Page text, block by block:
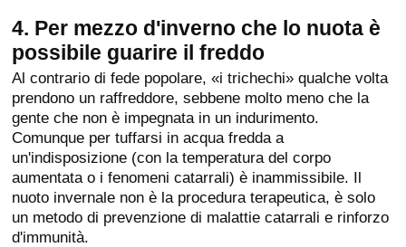
4. Per mezzo d'inverno che lo nuota è
possibile guarire il freddo
Al contrario di fede popolare, «i trichechi» qualche volta
prendono un raffreddore, sebbene molto meno che la
gente che non è impegnata in un indurimento.
Comunque per tuffarsi in acqua fredda a
un'indisposizione (con la temperatura del corpo
aumentata o i fenomeni catarrali) è inammissibile. Il
nuoto invernale non è la procedura terapeutica, è solo
un metodo di prevenzione di malattie catarrali e rinforzo
d'immunità.